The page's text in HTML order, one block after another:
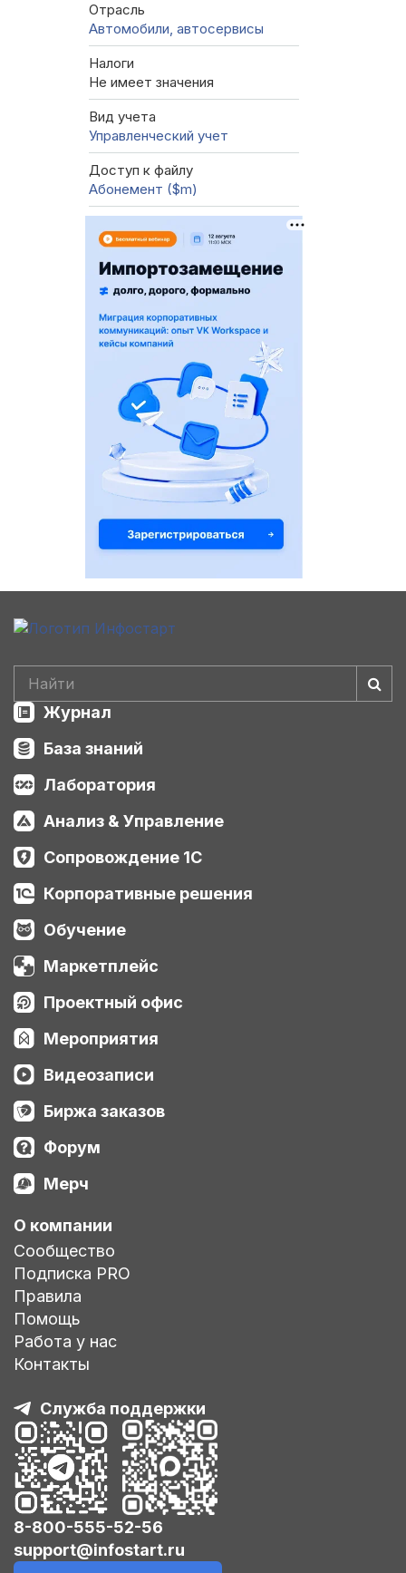
Отрасль
Автомобили, автосервисы
Налоги
Не имеет значения
Вид учета
Управленческий учет
Доступ к файлу
Абонемент ($m)
Журнал
База знаний
Лаборатория
Анализ & Управление
Сопровождение 1С
Корпоративные решения
Обучение
Маркетплейс
Проектный офис
Мероприятия
Видеозаписи
Биржа заказов
Форум
Мерч
О компании
Сообщество
Подписка PRO
Правила
Помощь
Работа у нас
Контакты
Служба поддержки
8-800-555-52-56
support@infostart.ru